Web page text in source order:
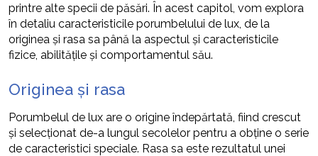
printre alte specii de păsări. În acest capitol, vom explora
în detaliu caracteristicile porumbelului de lux, de la
originea și rasa sa până la aspectul și caracteristicile
fizice, abilitățile și comportamentul său.
Originea și rasa
Porumbelul de lux are o origine îndepărtată, fiind crescut
și selecționat de-a lungul secolelor pentru a obține o serie
de caracteristici speciale. Rasa sa este rezultatul unei